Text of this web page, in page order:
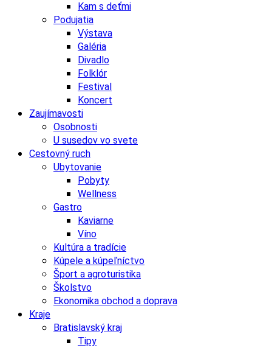
Kam s deťmi
Podujatia
Výstava
Galéria
Divadlo
Folklór
Festival
Koncert
Zaujímavosti
Osobnosti
U susedov vo svete
Cestovný ruch
Ubytovanie
Pobyty
Wellness
Gastro
Kaviarne
Víno
Kultúra a tradície
Kúpele a kúpeľníctvo
Šport a agroturistika
Školstvo
Ekonomika obchod a doprava
Kraje
Bratislavský kraj
Tipy